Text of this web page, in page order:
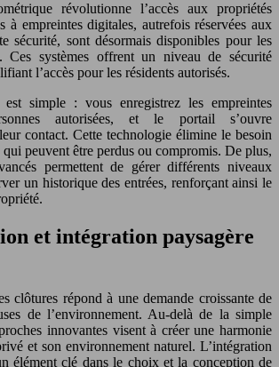
révolutionne l’accès aux propriétés
à empreintes digitales, autrefois réservées aux
sécurité, sont désormais disponibles pour les
Ces systèmes offrent un niveau de sécurité
l’accès pour les résidents autorisés.
simple : vous enregistrez les empreintes
autorisées, et le portail s’ouvre
contact. Cette technologie élimine le besoin
qui peuvent être perdus ou compromis. De plus,
permettent de gérer différents niveaux
un historique des entrées, renforçant ainsi le
et intégration paysagère
clôtures répond à une demande croissante de
de l’environnement. Au-delà de la simple
innovantes visent à créer une harmonie
et son environnement naturel. L’intégration
élément clé dans le choix et la conception de